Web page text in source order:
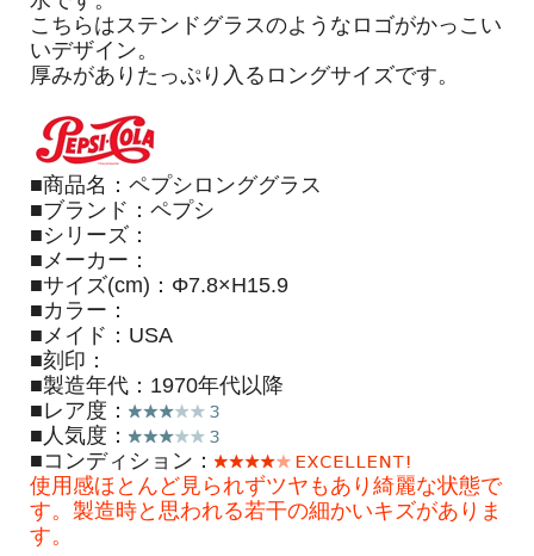
こちらはステンドグラスのようなロゴがかっこい
いデザイン。
厚みがありたっぷり入るロングサイズです。
■商品名：ペプシロンググラス
■ブランド：ペプシ
■シリーズ：
■メーカー：
■サイズ(cm)：Φ7.8×H15.9
■カラー：
■メイド：USA
■刻印：
■製造年代：1970年代以降
■レア度：
■人気度：
■コンディション：
使用感ほとんど見られずツヤもあり綺麗な状態で
す。製造時と思われる若干の細かいキズがありま
す。